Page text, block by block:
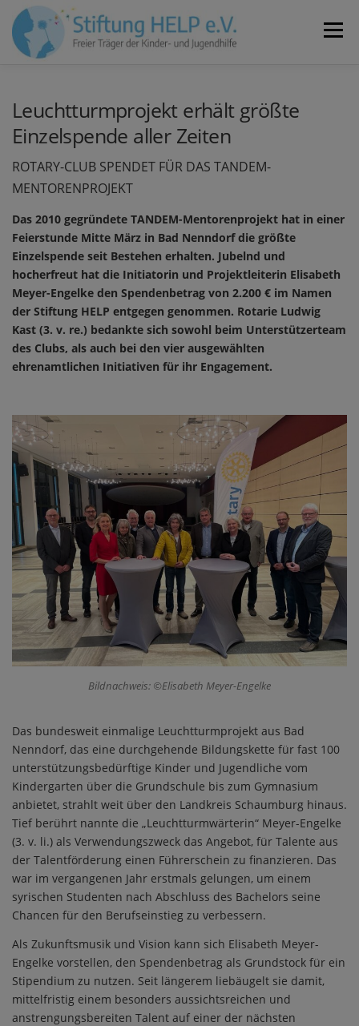
Zum
Inhalt
springen
Menü
Leuchtturmprojekt erhält größte
Einzelspende aller Zeiten
ROTARY-CLUB SPENDET FÜR DAS TANDEM-
MENTORENPROJEKT
Das 2010 gegründete TANDEM-Mentorenprojekt hat in einer
Feierstunde Mitte März in Bad Nenndorf die größte
Einzelspende seit Bestehen erhalten. Jubelnd und
hocherfreut hat die Initiatorin und Projektleiterin Elisabeth
Meyer-Engelke den Spendenbetrag von 2.200 € im Namen
der Stiftung HELP entgegen genommen. Rotarie Ludwig
Kast (3. v. re.) bedankte sich sowohl beim Unterstützerteam
des Clubs, als auch bei den vier ausgewählten
ehrenamtlichen Initiativen für ihr Engagement.
Bildnachweis: ©Elisabeth Meyer-Engelke
Das bundesweit einmalige Leuchtturmprojekt aus Bad
Nenndorf, das eine durchgehende Bildungskette für fast 100
unterstützungsbedürftige Kinder und Jugendliche vom
Kindergarten über die Grundschule bis zum Gymnasium
anbietet, strahlt weit über den Landkreis Schaumburg hinaus.
Tief berührt nannte die „Leuchtturmwärterin“ Meyer-Engelke
(3. v. li.) als Verwendungszweck das Angebot, für Talente aus
der Talentförderung einen Führerschein zu finanzieren. Das
war im vergangenen Jahr erstmals gelungen, um einem
syrischen Studenten nach Abschluss des Bachelors seine
Chancen für den Berufseinstieg zu verbessern.
Als Zukunftsmusik und Vision kann sich Elisabeth Meyer-
Engelke vorstellen, den Spendenbetrag als Grundstock für ein
Stipendium zu nutzen. Seit längerem liebäugelt sie damit,
mittelfristig einem besonders aussichtsreichen und
anstrengungsbereiten Talent auf einer der nächsten